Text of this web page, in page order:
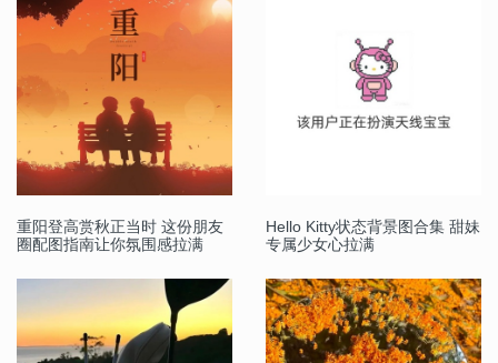
重阳登高赏秋正当时 这份朋友
圈配图指南让你氛围感拉满
Hello Kitty状态背景图合集 甜妹
专属少女心拉满